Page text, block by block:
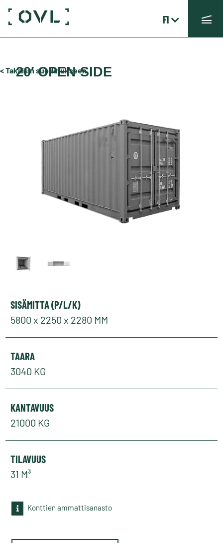
FI
< Takaisin suodatukseen
20′ OPEN SIDE
SISÄMITTA (P/L/K)
5800 x 2250 x 2280 MM
TAARA
3040 KG
KANTAVUUS
21000 KG
TILAVUUS
31 M³
Konttien ammattisanasto